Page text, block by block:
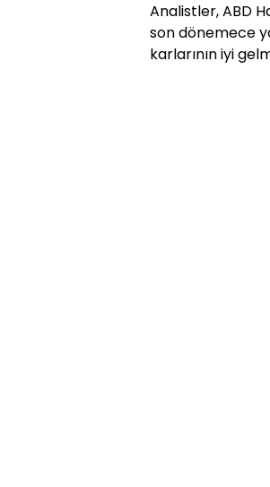
Analistler, ABD
son dönemece
karlarının iyi